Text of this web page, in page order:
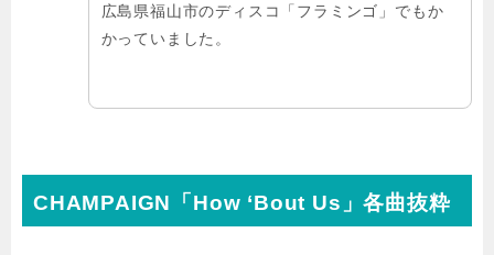
広島県福山市のディスコ「フラミンゴ」でもか
かっていました。
CHAMPAIGN「How ‘Bout Us」各曲抜粋